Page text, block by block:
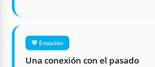
💛 Emoción
Una conexión con el pasado